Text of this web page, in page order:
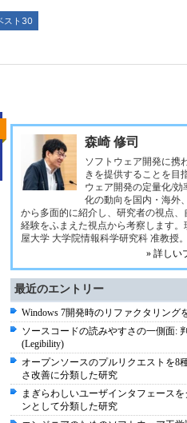
スト30
森崎 修司
ソフトウェア開発に携
きを提供することを目
ウェア開発の定量化/効
化の動向を国内・海外
から多面的に紹介し、研究者の視点、
経験をふまえた視点から考察します。
屋大学 大学院情報科学研究科 准教授。
» 詳しい
最近のエントリー
Windows 7開発時のリファクタリング
ソースコードの読みやすさの一側面:
(Legibility)
オープンソースのプルリクエストを8
さ改善に分類した研究
まぎらわしいユーザインタフェース
ンとして分類した研究